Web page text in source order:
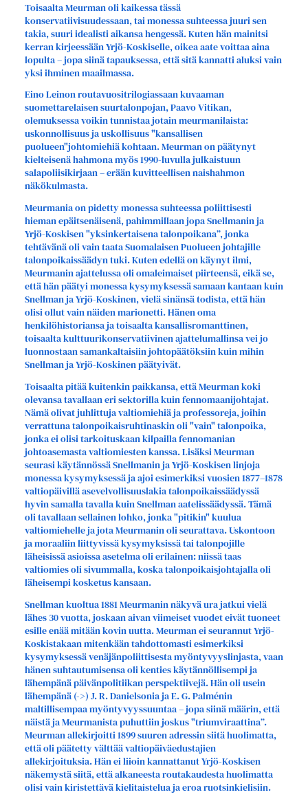
Toisaalta Meurman oli kaikessa tässä
konservatiivisuudessaan, tai monessa suhteessa juuri sen
takia, suuri idealisti aikansa hengessä. Kuten hän mainitsi
kerran kirjeessään Yrjö-Koskiselle, oikea aate voittaa aina
lopulta – jopa siinä tapauksessa, että sitä kannatti aluksi vain
yksi ihminen maailmassa.
Eino Leinon routavuositrilogiassaan kuvaaman
suomettarelaisen suurtalonpojan, Paavo Vitikan,
olemuksessa voikin tunnistaa jotain meurmanilaista:
uskonnollisuus ja uskollisuus "kansallisen
puolueen"johtomiehiä kohtaan. Meurman on päätynyt
kielteisenä hahmona myös 1990-luvulla julkaistuun
salapoliisikirjaan – erään kuvitteellisen naishahmon
näkökulmasta.
Meurmania on pidetty monessa suhteessa poliittisesti
hieman epäitsenäisenä, pahimmillaan jopa Snellmanin ja
Yrjö-Koskisen "yksinkertaisena talonpoikana”, jonka
tehtävänä oli vain taata Suomalaisen Puolueen johtajille
talonpoikaissäädyn tuki. Kuten edellä on käynyt ilmi,
Meurmanin ajattelussa oli omaleimaiset piirteensä, eikä se,
että hän päätyi monessa kysymyksessä samaan kantaan kuin
Snellman ja Yrjö-Koskinen, vielä sinänsä todista, että hän
olisi ollut vain näiden marionetti. Hänen oma
henkilöhistoriansa ja toisaalta kansallisromanttinen,
toisaalta kulttuurikonservatiivinen ajattelumallinsa vei jo
luonnostaan samankaltaisiin johtopäätöksiin kuin mihin
Snellman ja Yrjö-Koskinen päätyivät.
Toisaalta pitää kuitenkin paikkansa, että Meurman koki
olevansa tavallaan eri sektorilla kuin fennomaanijohtajat.
Nämä olivat juhlittuja valtiomiehiä ja professoreja, joihin
verrattuna talonpoikaisruhtinaskin oli "vain" talonpoika,
jonka ei olisi tarkoituskaan kilpailla fennomanian
johtoasemasta valtiomiesten kanssa. Lisäksi Meurman
seurasi käytännössä Snellmanin ja Yrjö-Koskisen linjoja
monessa kysymyksessä ja ajoi esimerkiksi vuosien 1877–1878
valtiopäivillä asevelvollisuuslakia talonpoikaissäädyssä
hyvin samalla tavalla kuin Snellman aatelissäädyssä. Tämä
oli tavallaan sellainen lohko, jonka "pitikin" kuulua
valtiomiehelle ja jota Meurmanin oli seurattava. Uskontoon
ja moraaliin liittyvissä kysymyksissä tai talonpojille
läheisissä asioissa asetelma oli erilainen: niissä taas
valtiomies oli sivummalla, koska talonpoikaisjohtajalla oli
läheisempi kosketus kansaan.
Snellman kuoltua 1881 Meurmanin näkyvä ura jatkui vielä
lähes 30 vuotta, joskaan aivan viimeiset vuodet eivät tuoneet
esille enää mitään kovin uutta. Meurman ei seurannut Yrjö-
Koskistakaan mitenkään tahdottomasti esimerkiksi
kysymyksessä venäjänpoliittisesta myöntyvyyslinjasta, vaan
hänen suhtautumisensa oli kenties käytännöllisempi ja
lähempänä päivänpolitiikan perspektiivejä. Hän oli usein
lähempänä (->) J. R. Danielsonia ja E. G. Palménin
maltillisempaa myöntyvyyssuuntaa – jopa siinä määrin, että
näistä ja Meurmanista puhuttiin joskus "triumviraattina”.
Meurman allekirjoitti 1899 suuren adressin siitä huolimatta,
että oli päätetty välttää valtiopäiväedustajien
allekirjoituksia. Hän ei liioin kannattanut Yrjö-Koskisen
näkemystä siitä, että alkaneesta routakaudesta huolimatta
olisi vain kiristettävä kielitaistelua ja eroa ruotsinkielisiin.